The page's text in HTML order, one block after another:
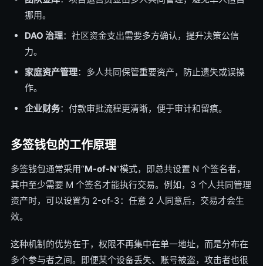
挪用。
DAO 治理：社区资金支出需要多方确认，提升决策公信
力。
家庭资产管理：多人共同保管重要资产，防止遗失或误操
作。
企业财务：付款审批流程更清晰，便于审计和留痕。
多签钱包的工作原理
多签钱包通常采用“M-of-N”模式，即总共设置 N 个签名者，
其中至少需要 M 个签名才能执行交易。例如，3 个人共同管理
资产时，可以设置为 2-of-3：任意 2 人同意后，交易才会生
效。
这种机制的优势在于，权限不再集中在单一地址，而是分布在
多个参与者之间。即便某个设备丢失、账号被盗，攻击者也很